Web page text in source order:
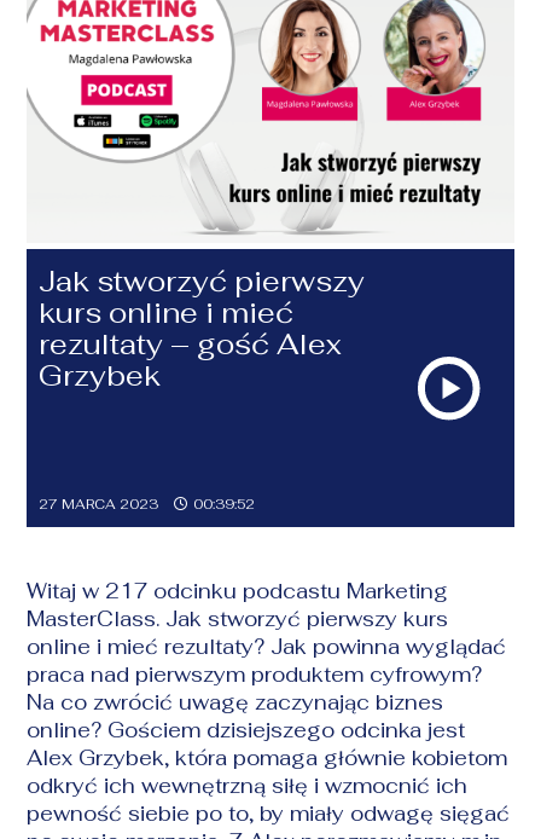
Jak stworzyć pierwszy
kurs online i mieć
rezultaty – gość Alex
Grzybek
27 MARCA 2023 00:39:52
Witaj w 217 odcinku podcastu Marketing
MasterClass. Jak stworzyć pierwszy kurs
online i mieć rezultaty? Jak powinna wyglądać
praca nad pierwszym produktem cyfrowym?
Na co zwrócić uwagę zaczynając biznes
online? Gościem dzisiejszego odcinka jest
Alex Grzybek, która pomaga głównie kobietom
odkryć ich wewnętrzną siłę i wzmocnić ich
pewność siebie po to, by miały odwagę sięgać